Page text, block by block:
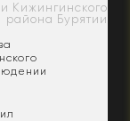
Кижингинского
района Бурятии